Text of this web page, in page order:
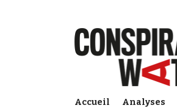
Accueil Analyses